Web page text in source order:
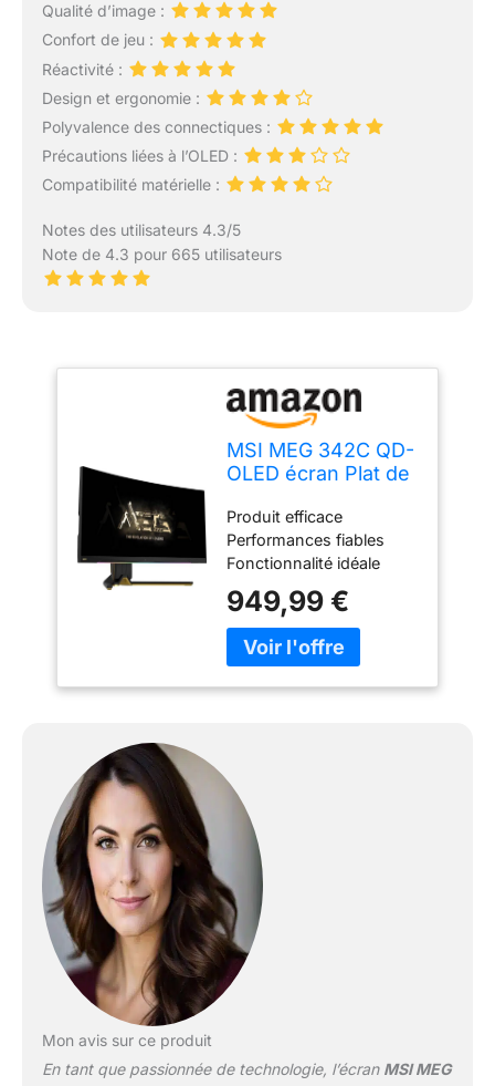
Qualité d’image :
Confort de jeu :
Réactivité :
Design et ergonomie :
Polyvalence des connectiques :
Précautions liées à l’OLED :
Compatibilité matérielle :
Notes des utilisateurs 4.3/5
Note de 4.3 pour 665 utilisateurs
MSI MEG 342C QD-
OLED écran Plat de
3440 x 1440 Pixels
UltraWide Quad HD
Noir
Produit efficace
Performances fiables
Fonctionnalité idéale
949,99 €
Mon avis sur ce produit
En tant que passionnée de technologie, l’écran MSI MEG